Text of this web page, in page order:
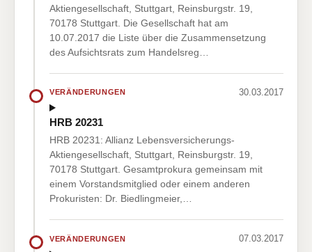
Aktiengesellschaft, Stuttgart, Reinsburgstr. 19,
70178 Stuttgart. Die Gesellschaft hat am
10.07.2017 die Liste über die Zusammensetzung
des Aufsichtsrats zum Handelsreg…
VERÄNDERUNGEN 30.03.2017
HRB 20231
HRB 20231: Allianz Lebensversicherungs-
Aktiengesellschaft, Stuttgart, Reinsburgstr. 19,
70178 Stuttgart. Gesamtprokura gemeinsam mit
einem Vorstandsmitglied oder einem anderen
Prokuristen: Dr. Biedlingmeier,…
VERÄNDERUNGEN 07.03.2017